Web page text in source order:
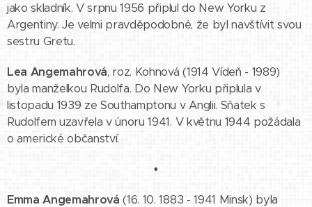
jako skladník. V srpnu 1956 připlul do New Yorku z
Argentiny. Je velmi pravděpodobné, že byl navštívit svou
sestru Gretu.
Lea Angemahrová, roz. Kohnová (1914 Vídeň - 1989)
byla manželkou Rudolfa. Do New Yorku připlula v
listopadu 1939 ze Southamptonu v Anglii. Sňatek s
Rudolfem uzavřela v únoru 1941. V květnu 1944 požádala
o americké občanství.
•
Emma Angemahrová (16. 10. 1883 - 1941 Minsk) byla